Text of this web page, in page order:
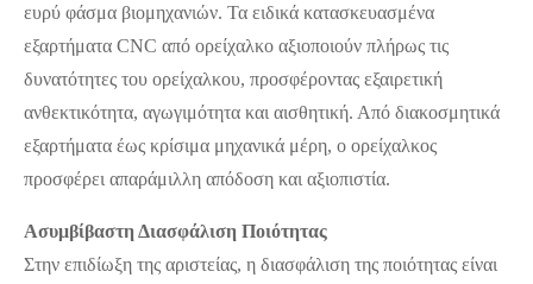
ευρύ φάσμα βιομηχανιών. Τα ειδικά κατασκευασμένα
εξαρτήματα CNC από ορείχαλκο αξιοποιούν πλήρως τις
δυνατότητες του ορείχαλκου, προσφέροντας εξαιρετική
ανθεκτικότητα, αγωγιμότητα και αισθητική. Από διακοσμητικά
εξαρτήματα έως κρίσιμα μηχανικά μέρη, ο ορείχαλκος
προσφέρει απαράμιλλη απόδοση και αξιοπιστία.
Ασυμβίβαστη Διασφάλιση Ποιότητας
Στην επιδίωξη της αριστείας, η διασφάλιση της ποιότητας είναι